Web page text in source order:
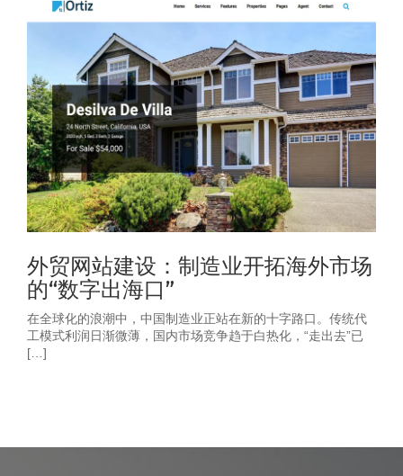
外贸网站建设：制造业开拓海外市场
的“数字出海口”
在全球化的浪潮中，中国制造业正站在新的十字路口。传统代
工模式利润日渐微薄，国内市场竞争趋于白热化，“走出去”已
[…]